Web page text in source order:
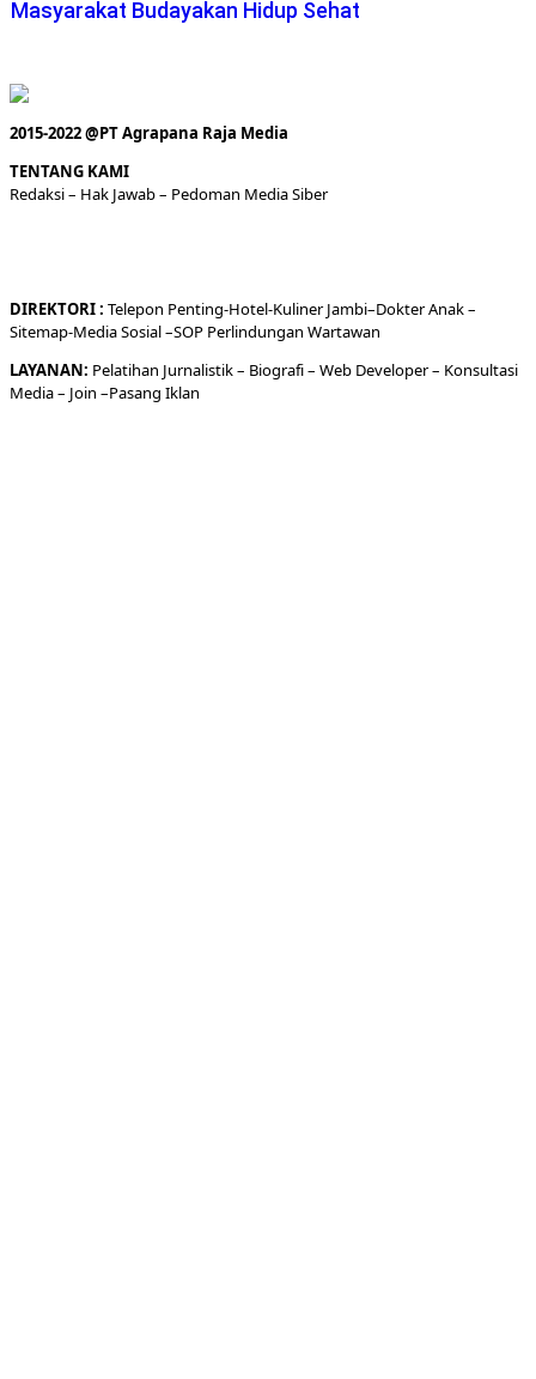
Masyarakat Budayakan Hidup Sehat
2015-2022 @PT Agrapana Raja Media
TENTANG KAMI
Redaksi– Hak Jawab – Pedoman Media Siber
DIREKTORI: Telepon Penting-Hotel-KulinerJambi–DokterAnak –
Sitemap-Media Sosial –SOP Perlindungan Wartawan
LAYANAN: Pelatihan Jurnalistik – Biografi– Web Developer– Konsultasi
Media– Join –Pasang Iklan